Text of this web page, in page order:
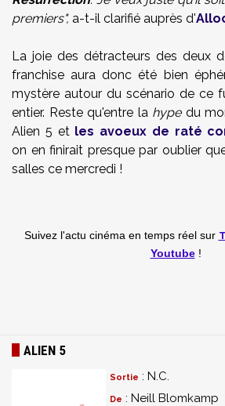
premiers", a-t-il clarifié auprès d'
La joie des détracteurs des deux
franchise aura donc été bien
mystère autour du scénario de ce
entier. Reste qu'entre la hypedu
Alien 5 et les avoeux de raté
on en finirait presque par oublier
salles ce mercredi !
Suivez l'actu cinéma en temps réel sur
Youtube!
ALIEN 5
Sortie : N.C.
De : Neill Blomkamp